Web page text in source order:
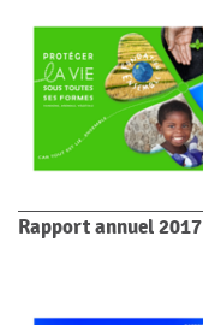
Rapport annuel 2017